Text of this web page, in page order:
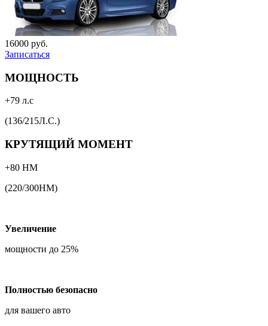
16000 руб.
Записаться
МОЩНОСТЬ
+79 л.с
(136/215Л.С.)
КРУТЯЩИЙ МОМЕНТ
+80 НМ
(220/300НМ)
Увеличение
мощности до 25%
Полностью безопасно
для вашего авто